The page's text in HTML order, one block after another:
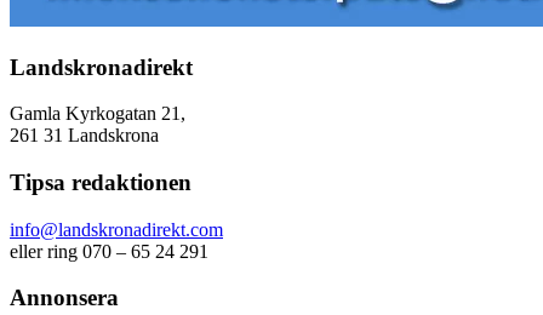
Landskronadirekt
Gamla Kyrkogatan 21,
261 31 Landskrona
Tipsa redaktionen
info@landskronadirekt.com
eller ring 070 – 65 24 291
Annonsera